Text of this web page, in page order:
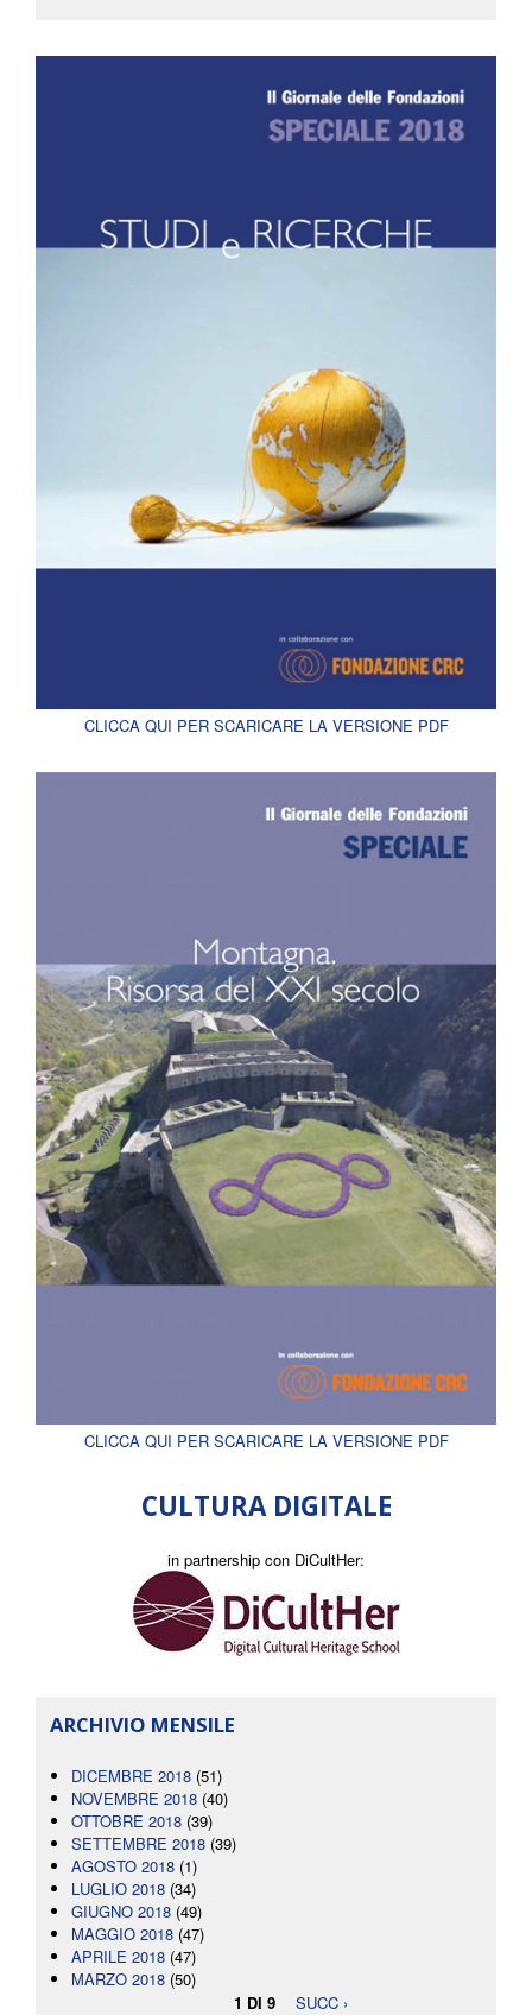
CLICCA QUI PER SCARICARE LA VERSIONE PDF
CLICCA QUI PER SCARICARE LA VERSIONE PDF
CULTURA DIGITALE
in partnership con DiCultHer:
ARCHIVIO MENSILE
DICEMBRE 2018 (51)
NOVEMBRE 2018 (40)
OTTOBRE 2018 (39)
SETTEMBRE 2018 (39)
AGOSTO 2018 (1)
LUGLIO 2018 (34)
GIUGNO 2018 (49)
MAGGIO 2018 (47)
APRILE 2018 (47)
MARZO 2018 (50)
1 DI 9
SUCC ›